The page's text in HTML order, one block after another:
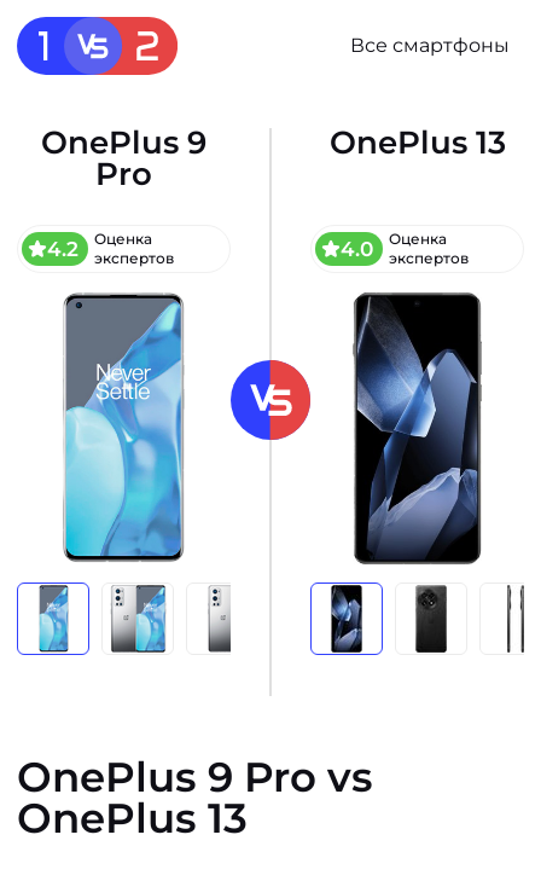
Все смартфоны
OnePlus 9
Pro
4.2
Оценка
экспертов
OnePlus 13
4.0
Оценка
экспертов
OnePlus 9 Pro vs
OnePlus 13